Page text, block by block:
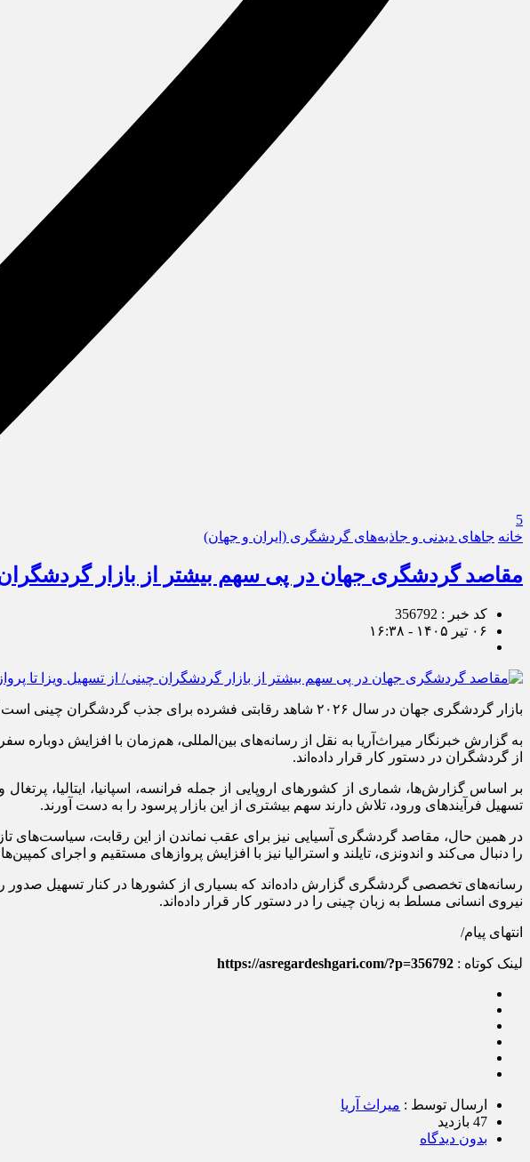
5
خانه جاهای دیدنی و جاذبه‌های گردشگری (ایران و جهان)
مقاصد گردشگری جهان در پی سهم بیشتر از بازار گردشگران
کد خبر : 356792
۰۶ تیر ۱۴۰۵ - ۱۶:۳۸
بازار گردشگری جهان در سال ۲۰۲۶ شاهد رقابتی فشرده برای جذب گردشگران چینی است؛ بازاری که بسیاری از کارشناسان آن را یکی از مهم‌ترین محرک‌های رشد صنعت گردشگری می‌دانند.
به گزارش خبرنگار میراث‌آریا به نقل از رسانه‌های بین‌المللی، هم‌زمان با افزایش
از گردشگران در دستور کار قرار داده‌اند.
بر اساس گزارش‌ها، شماری از کشورهای اروپایی از جمله فرانسه، اسپانیا، ایتالیا،
تسهیل فرآیندهای ورود، تلاش دارند سهم بیشتری از این بازار پرسود را به دست آورند.
را دنبال می‌کند و اندونزی، تایلند و استرالیا نیز با افزایش پروازهای مستقیم و اجرای
رسانه‌های تخصصی گردشگری گزارش داده‌اند که بسیاری از کشورها در کنار تسهیل صدور
نیروی انسانی مسلط به زبان چینی را در دستور کار قرار داده‌اند.
انتهای پیام/
لینک کوتاه : https://asregardeshgari.com/?p=356792
ارسال توسط : میراث آریا
47 بازدید
بدون دیدگاه